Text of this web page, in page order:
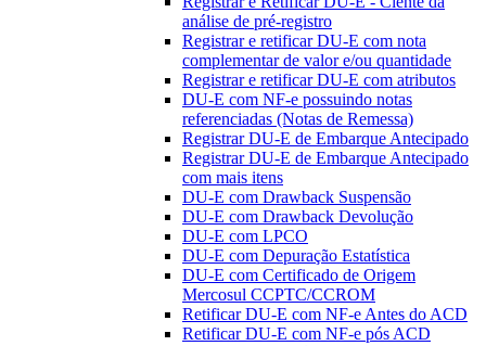
análise de pré-registro
Registrar e retificar DU-E com nota
complementar de valor e/ou quantidade
Registrar e retificar DU-E com atributos
DU-E com NF-e possuindo notas
referenciadas (Notas de Remessa)
Registrar DU-E de Embarque Antecipado
Registrar DU-E de Embarque Antecipado
com mais itens
DU-E com Drawback Suspensão
DU-E com Drawback Devolução
DU-E com LPCO
DU-E com Depuração Estatística
DU-E com Certificado de Origem
Mercosul CCPTC/CCROM
Retificar DU-E com NF-e Antes do ACD
Retificar DU-E com NF-e pós ACD